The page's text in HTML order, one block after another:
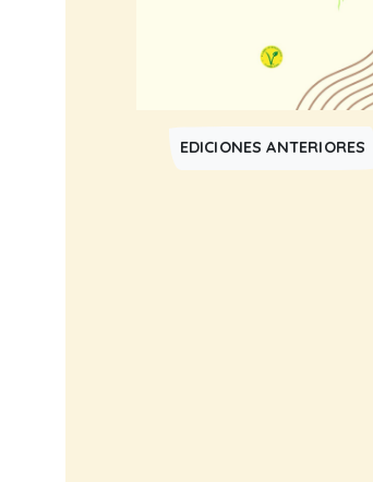
EDICIONES ANTERIORES